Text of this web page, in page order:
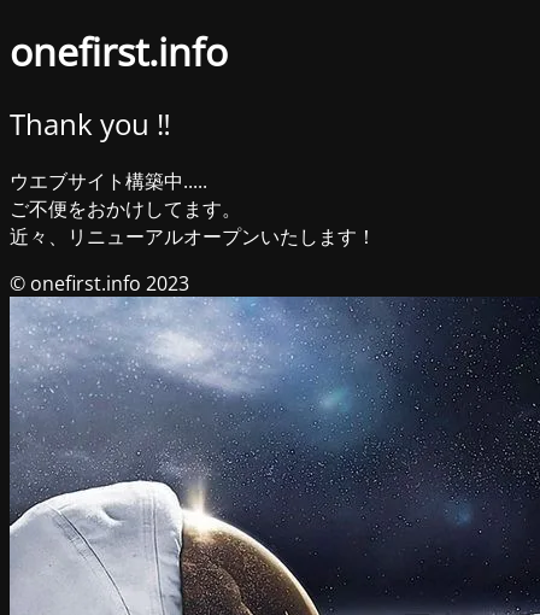
onefirst.info
Thank you ‼︎
ウエブサイト構築中.....
ご不便をおかけしてます。
近々、リニューアルオープンいたします！
© onefirst.info 2023